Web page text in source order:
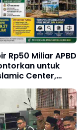
Rp50 Miliar APBD
untuk
Center,
Lapangan Jadi
Publik.